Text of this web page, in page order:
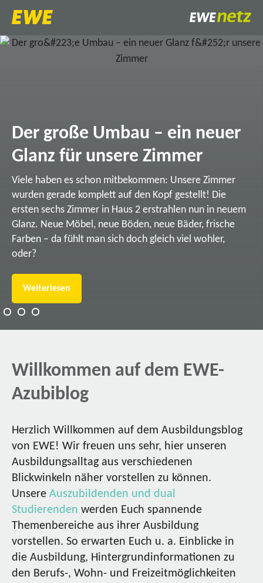
Der große Umbau – ein neuer
Glanz für unsere Zimmer
Viele haben es schon mitbekommen: Unsere Zimmer
wurden gerade komplett auf den Kopf gestellt! Die
ersten sechs Zimmer in Haus 2 erstrahlen nun in neuem
Glanz. Neue Möbel, neue Böden, neue Bäder, frische
Farben – da fühlt man sich doch gleich viel wohler,
oder?
Weiterlesen
Willkommen auf dem EWE-
Azubiblog
Herzlich Willkommen auf dem Ausbildungsblog
von EWE! Wir freuen uns sehr, hier unseren
Ausbildungsalltag aus verschiedenen
Blickwinkeln näher vorstellen zu können.
Unsere Auszubildenden und dual
Studierenden werden Euch spannende
Themenbereiche aus ihrer Ausbildung
vorstellen. So erwarten Euch u. a. Einblicke in
die Ausbildung, Hintergrundinformationen zu
den Berufs-, Wohn- und Freizeitmöglichkeiten